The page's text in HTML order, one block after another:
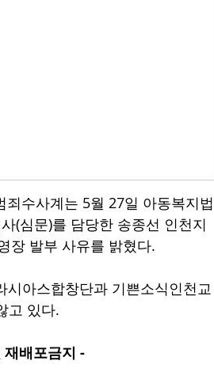
수사계는 5월 27일 아동복지법
(심문)를 담당한 송종선 인천지
장 발부 사유를 밝혔다.
아스합창단과 기쁜소식인천교
고 있다.
배포금지 -​​​​